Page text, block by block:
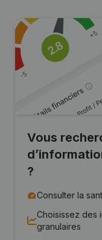
Vous
?
Consulter la
Choisissez des
granulaires